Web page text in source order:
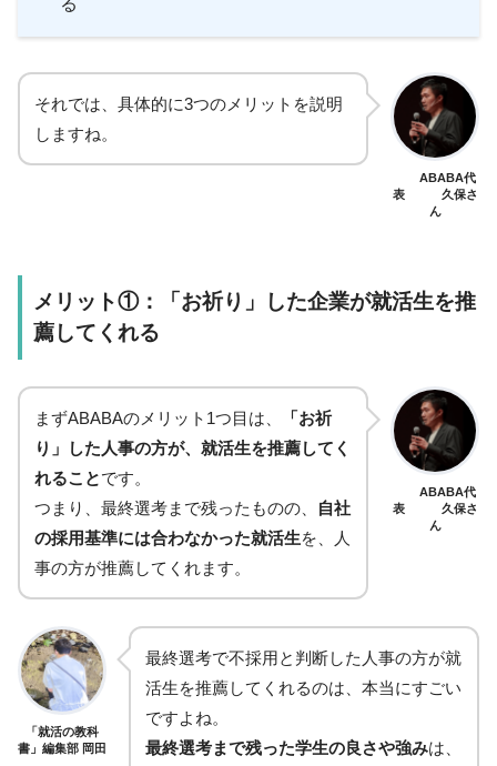
る
それでは、具体的に3つのメリットを説明
しますね。
ABABA代
表 久保さ
ん
メリット①：「お祈り」した企業が就活生を推
薦してくれる
まずABABAのメリット1つ目は、
「お祈
り」した人事の方が、就活生を推薦してく
れることです。
つまり、最終選考まで残ったものの、
自社
の採用基準には合わなかった就活生を、人
事の方が推薦してくれます。
ABABA代
表 久保さ
ん
「就活の教科
書」編集部 岡田
最終選考で不採用と判断した人事の方が就
活生を推薦してくれるのは、本当にすごい
ですよね。
最終選考まで残った学生の良さや強みは、